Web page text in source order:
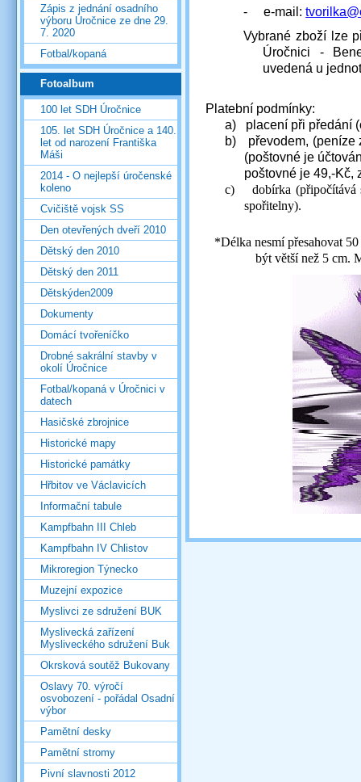
-
e-mail:
Vybrané zboží lze
Úročnici -
uvedená u
Platební podmínky:
a)
placení při předání
b)
převodem, (peníze
(poštovné je
poštovné je 49,-Kč,
c)
dobírka
spořitelny).
*Délka nesmí přesahovat
být větší než 5 cm.
Zápis z jednání osadního
výboru Úročnice ze dne 29.
7. 2020
Fotbal/kopaná
Fotoalbum
100 let SDH Úročnice
105. let SDH Úročnice a 140.
let od narození Františka
Máši
2014 - O nejlepší úročenské
koleno
Cvičiště vojsk SS
Den otevřených dveří 2010
Dětský den 2010
Dětský den 2011
Dětskýden2009
Dokumenty
Domácí tvořeníčko
Drobné sakrální stavby v
okolí Úročnice
Fotbal/kopaná v Úročnici v
datech
Hasičské zbrojnice
Historické mapy
Historické památky
Hřbitov ve Václavicích
Informační tabule
Kampfbahn III Chleb
Kampfbahn IV Chlistov
Mikroregion Týnecko
Muzejní expozice
Myslivci ze sdružení BUK
Myslivecká zařízení
Mysliveckého sdružení Buk
Okrsková soutěž Bukovany
Oslavy 70. výročí
osvobození - pořádal Osadní
výbor
Pamětní desky
Pamětní stromy
Pivní slavnosti 2012